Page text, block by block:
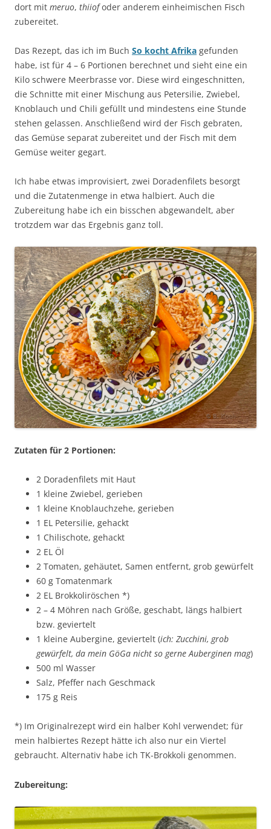
dort mit meruo, thiiofoder anderem einheimischen Fisch
zubereitet.
Das Rezept, das ich im Buch So kocht Afrika gefunden
habe, ist für 4 – 6 Portionen berechnet und sieht eine ein
Kilo schwere Meerbrasse vor. Diese wird eingeschnitten,
die Schnitte mit einer Mischung aus Petersilie, Zwiebel,
Knoblauch und Chili gefüllt und mindestens eine Stunde
stehen gelassen. Anschließend wird der Fisch gebraten,
das Gemüse separat zubereitet und der Fisch mit dem
Gemüse weiter gegart.
Ich habe etwas improvisiert, zwei Doradenfilets besorgt
und die Zutatenmenge in etwa halbiert. Auch die
Zubereitung habe ich ein bisschen abgewandelt, aber
trotzdem war das Ergebnis ganz toll.
Zutaten für 2 Portionen:
2 Doradenfilets mit Haut
1 kleine Zwiebel, gerieben
1 kleine Knoblauchzehe, gerieben
1 EL Petersilie, gehackt
1 Chilischote, gehackt
2 EL Öl
2 Tomaten, gehäutet, Samen entfernt, grob gewürfelt
60 g Tomatenmark
2 EL Brokkoliröschen *)
2 – 4 Möhren nach Größe, geschabt, längs halbiert
bzw. geviertelt
1 kleine Aubergine, geviertelt (ich: Zucchini, grob
gewürfelt, da mein GöGa nicht so gerne Auberginen mag)
500 ml Wasser
Salz, Pfeffer nach Geschmack
175 g Reis
*) Im Originalrezept wird ein halber Kohl verwendet; für
mein halbiertes Rezept hätte ich also nur ein Viertel
gebraucht. Alternativ habe ich TK-Brokkoli genommen.
Zubereitung: